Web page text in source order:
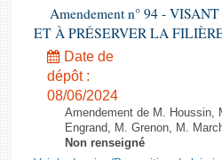
Amendement n° 94 -
ET À PRÉSERVER LA
Date de
dépôt :
08/06/2024
Amendement de M. Houssin,
Engrand, M. Grenon, M.
Non renseigné